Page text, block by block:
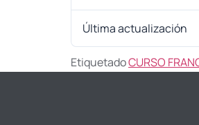
Última actualización
EtiquetadoCURSO